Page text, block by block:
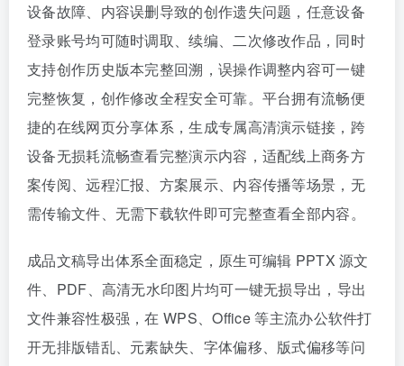
设备故障、内容误删导致的创作遗失问题，任意设备
登录账号均可随时调取、续编、二次修改作品，同时
支持创作历史版本完整回溯，误操作调整内容可一键
完整恢复，创作修改全程安全可靠。平台拥有流畅便
捷的在线网页分享体系，生成专属高清演示链接，跨
设备无损耗流畅查看完整演示内容，适配线上商务方
案传阅、远程汇报、方案展示、内容传播等场景，无
需传输文件、无需下载软件即可完整查看全部内容。
成品文稿导出体系全面稳定，原生可编辑 PPTX 源文
件、PDF、高清无水印图片均可一键无损导出，导出
文件兼容性极强，在 WPS、Office 等主流办公软件打
开无排版错乱、元素缺失、字体偏移、版式偏移等问